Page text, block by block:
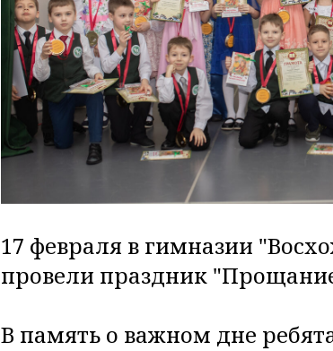
17 февраля в гимназии
провели праздник
В память о важном дне